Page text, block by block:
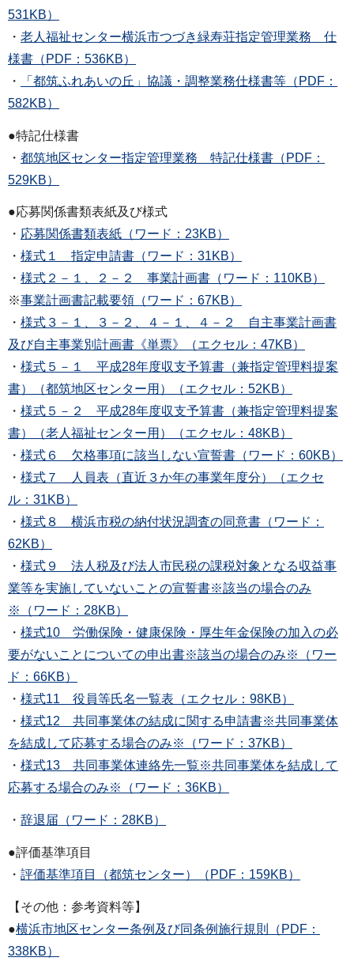
531KB）
・ 老人福祉センター横浜市つづき緑寿荘指定管理業務 仕
様書（PDF：536KB）
・
「都筑ふれあいの丘」協議・調整業務仕様書等（PDF：
582KB）
●特記仕様書
・ 都筑地区センター指定管理業務 特記仕様書（PDF：
529KB）
●応募関係書類表紙及び様式
・ 応募関係書類表紙（ワード：23KB）
・ 様式１ 指定申請書（ワード：31KB）
・ 様式２－１、２－２ 事業計画書（ワード：110KB）
※事業計画書記載要領（ワード：67KB）
・ 様式３－１、３－２、４－１、４－２ 自主事業計画書
及び自主事業別計画書《単票》（エクセル：47KB）
・ 様式５－１ 平成28年度収支予算書（兼指定管理料提案
書）（都筑地区センター用）（エクセル：52KB）
・ 様式５－２ 平成28年度収支予算書（兼指定管理料提案
書）（老人福祉センター用）（エクセル：48KB）
・ 様式６ 欠格事項に該当しない宣誓書（ワード：60KB）
・ 様式７ 人員表（直近３か年の事業年度分）（エクセ
ル：31KB）
・ 様式８ 横浜市税の納付状況調査の同意書（ワード：
62KB）
・ 様式９ 法人税及び法人市民税の課税対象となる収益事
業等を実施していないことの宣誓書※該当の場合のみ
※（ワード：28KB）
・ 様式10 労働保険・健康保険・厚生年金保険の加入の必
要がないことについての申出書※該当の場合のみ※（ワー
ド：66KB）
・ 様式11 役員等氏名一覧表（エクセル：98KB）
・ 様式12 共同事業体の結成に関する申請書※共同事業体
を結成して応募する場合のみ※（ワード：37KB）
・ 様式13 共同事業体連絡先一覧※共同事業体を結成して
応募する場合のみ※（ワード：36KB）
・ 辞退届（ワード：28KB）
●評価基準項目
・ 評価基準項目（都筑センター）（PDF：159KB）
【その他：参考資料等】
●横浜市地区センター条例及び同条例施行規則（PDF：
338KB）